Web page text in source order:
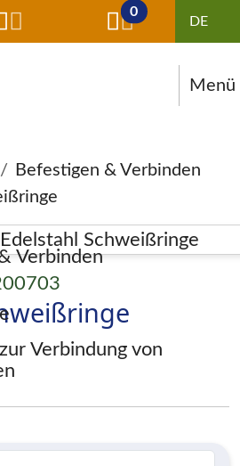
0
Menü
Verbinden
Befestigen & Verbinden
Verbindung von